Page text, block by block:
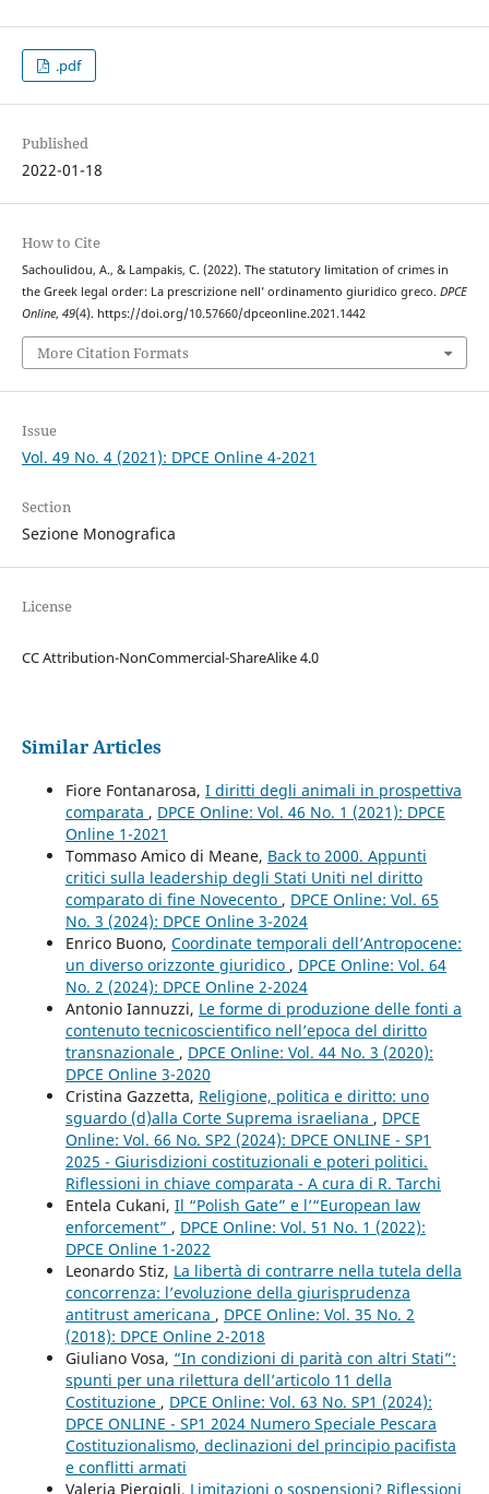
.pdf
Published
2022-01-18
How to Cite
Sachoulidou, A., & Lampakis, C. (2022). The statutory limitation of crimes in
the Greek legal order: La prescrizione nell’ ordinamento giuridico greco. DPCE
Online, 49(4). https://doi.org/10.57660/dpceonline.2021.1442
More Citation Formats
Issue
Vol. 49 No. 4 (2021): DPCE Online 4-2021
Section
Sezione Monografica
License
CC Attribution-NonCommercial-ShareAlike 4.0
Similar Articles
Fiore Fontanarosa, I diritti degli animali in prospettiva
comparata , DPCE Online: Vol. 46 No. 1 (2021): DPCE
Online 1-2021
Tommaso Amico di Meane, Back to 2000. Appunti
critici sulla leadership degli Stati Uniti nel diritto
comparato di fine Novecento , DPCE Online: Vol. 65
No. 3 (2024): DPCE Online 3-2024
Enrico Buono, Coordinate temporali dell’Antropocene:
un diverso orizzonte giuridico , DPCE Online: Vol. 64
No. 2 (2024): DPCE Online 2-2024
Antonio Iannuzzi, Le forme di produzione delle fonti a
contenuto tecnicoscientifico nell’epoca del diritto
transnazionale , DPCE Online: Vol. 44 No. 3 (2020):
DPCE Online 3-2020
Cristina Gazzetta, Religione, politica e diritto: uno
sguardo (d)alla Corte Suprema israeliana , DPCE
Online: Vol. 66 No. SP2 (2024): DPCE ONLINE - SP1
2025 - Giurisdizioni costituzionali e poteri politici.
Riflessioni in chiave comparata - A cura di R. Tarchi
Entela Cukani, Il “Polish Gate” e l’“European law
enforcement” , DPCE Online: Vol. 51 No. 1 (2022):
DPCE Online 1-2022
Leonardo Stiz, La libertà di contrarre nella tutela della
concorrenza: l’evoluzione della giurisprudenza
antitrust americana , DPCE Online: Vol. 35 No. 2
(2018): DPCE Online 2-2018
Giuliano Vosa, “In condizioni di parità con altri Stati”:
spunti per una rilettura dell’articolo 11 della
Costituzione , DPCE Online: Vol. 63 No. SP1 (2024):
DPCE ONLINE - SP1 2024 Numero Speciale Pescara
Costituzionalismo, declinazioni del principio pacifista
e conflitti armati
Valeria Piergigli, Limitazioni o sospensioni? Riflessioni